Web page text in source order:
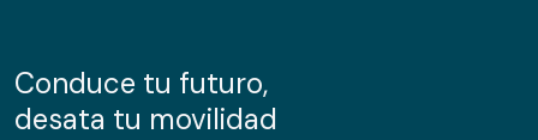
información sobre el uso que haga del sitio web con
nuestros partners de redes sociales, publicidad y análisis
Conduce tu futuro,
desata tu movilidad